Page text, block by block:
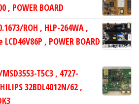
, POWER BOARD
ROH , HLP-264WA ,
, POWER BOARD
T5C3 , 4727-
32BDL4012N/62 ,